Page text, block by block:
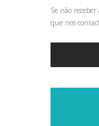
Se não
que nos